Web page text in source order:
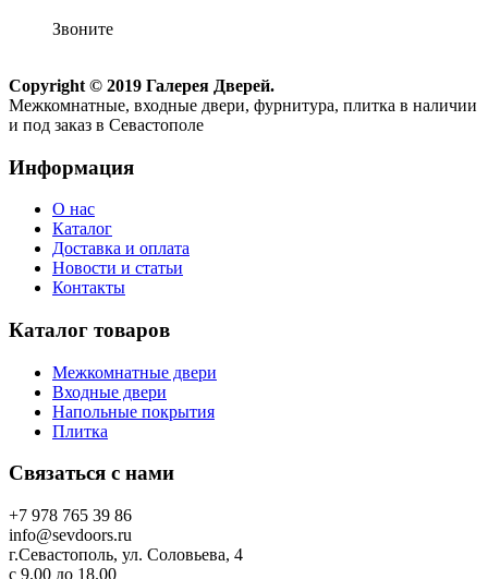
Звоните
Copyright © 2019 Галерея Дверей.
Межкомнатные, входные двери, фурнитура, плитка в наличии
и под заказ в Севастополе
Информация
О нас
Каталог
Доставка и оплата
Новости и статьи
Контакты
Каталог товаров
Межкомнатные двери
Входные двери
Напольные покрытия
Плитка
Связаться с нами
+7 978 765 39 86
info@sevdoors.ru
г.Севастополь, ул. Соловьева, 4
c 9.00 до 18.00